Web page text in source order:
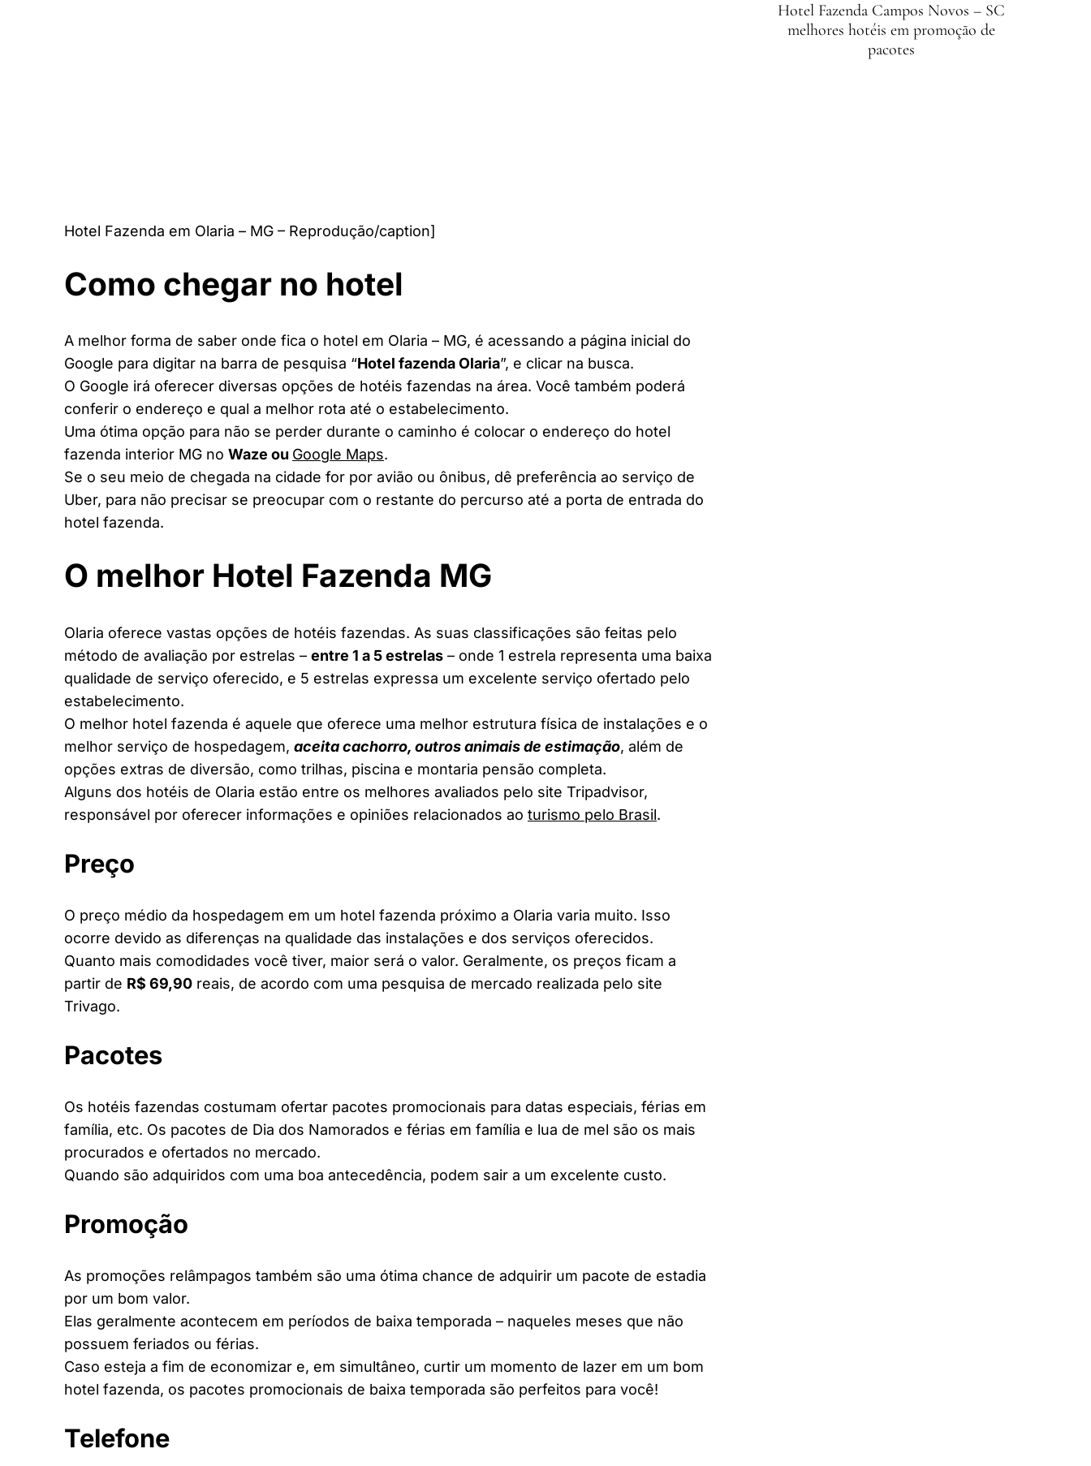
Hotel Fazenda em Olaria – MG – Reprodução/caption]
Como chegar no hotel
A melhor forma de saber onde fica o hotel em Olaria – MG, é acessando a página inicial do
Google para digitar na barra de pesquisa “Hotel fazenda Olaria”, e clicar na busca.
O Google irá oferecer diversas opções de hotéis fazendas na área. Você também poderá
conferir o endereço e qual a melhor rota até o estabelecimento.
Uma ótima opção para não se perder durante o caminho é colocar o endereço do hotel
fazenda interior MG no Waze ou Google Maps.
Se o seu meio de chegada na cidade for por avião ou ônibus, dê preferência ao serviço de
Uber, para não precisar se preocupar com o restante do percurso até a porta de entrada do
hotel fazenda.
O melhor Hotel Fazenda MG
Olaria oferece vastas opções de hotéis fazendas. As suas classificações são feitas pelo
método de avaliação por estrelas – entre 1 a 5 estrelas – onde 1 estrela representa uma baixa
qualidade de serviço oferecido, e 5 estrelas expressa um excelente serviço ofertado pelo
estabelecimento.
O melhor hotel fazenda é aquele que oferece uma melhor estrutura física de instalações e o
melhor serviço de hospedagem, aceita cachorro, outros animais de estimação, além de
opções extras de diversão, como trilhas, piscina e montaria pensão completa.
Alguns dos hotéis de Olaria estão entre os melhores avaliados pelo site Tripadvisor,
responsável por oferecer informações e opiniões relacionados ao turismo pelo Brasil.
Preço
O preço médio da hospedagem em um hotel fazenda próximo a Olaria varia muito. Isso
ocorre devido as diferenças na qualidade das instalações e dos serviços oferecidos.
Quanto mais comodidades você tiver, maior será o valor. Geralmente, os preços ficam a
partir de R$ 69,90 reais, de acordo com uma pesquisa de mercado realizada pelo site
Trivago.
Pacotes
Os hotéis fazendas costumam ofertar pacotes promocionais para datas especiais, férias em
família, etc. Os pacotes de Dia dos Namorados e férias em família e lua de mel são os mais
procurados e ofertados no mercado.
Quando são adquiridos com uma boa antecedência, podem sair a um excelente custo.
Promoção
As promoções relâmpagos também são uma ótima chance de adquirir um pacote de estadia
por um bom valor.
Elas geralmente acontecem em períodos de baixa temporada – naqueles meses que não
possuem feriados ou férias.
Caso esteja a fim de economizar e, em simultâneo, curtir um momento de lazer em um bom
hotel fazenda, os pacotes promocionais de baixa temporada são perfeitos para você!
Telefone
Hotel Fazenda Campos Novos – SC
melhores hotéis em promoção de
pacotes